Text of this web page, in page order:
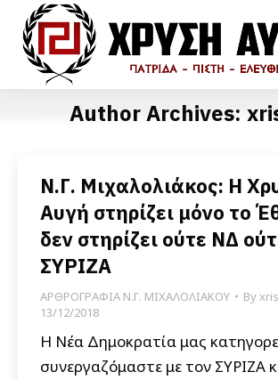
Author Archives:
Ν.Γ. Μιχαλολιάκος: Η
Αυγή στηρίζει μόνο το
δεν στηρίζει ούτε ΝΔ
ΣΥΡΙΖΑ
ΑΡΘΡΟΓΡΑΦΙΑ Ν.Γ. ΜΙΧΑΛΟΛΙΑΚΟΥ By
13/12/2018
Η Νέα Δημοκρατία μας
συνεργαζόμαστε με τον ΣΥΡΙΖΑ